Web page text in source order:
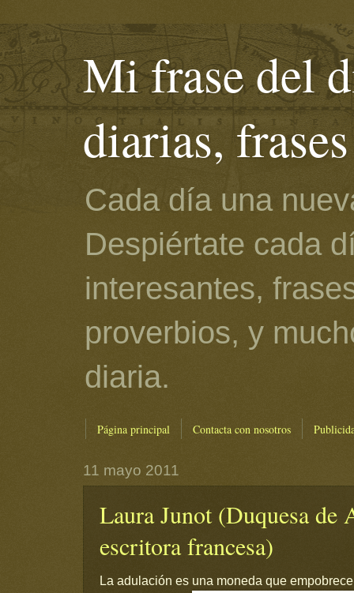
Mi frase del
diarias,
Cada día una
Despiértate cada
interesantes,
proverbios, y
diaria.
Página principal Contacta con nosotros
11 mayo 2011
Laura Junot (Duquesa de
escritora francesa)
La adulación es una moneda que